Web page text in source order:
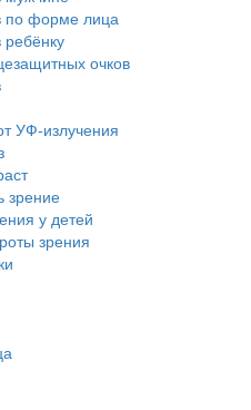
по форме лица
ребёнку
очков
УФ-излучения
зрение
у детей
зрения